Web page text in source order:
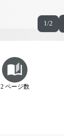
1/2
2 ページ数